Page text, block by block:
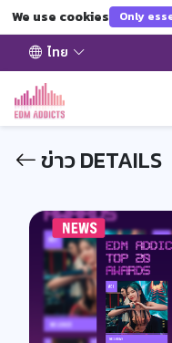
We use cookies Only
ไทย
ข่าว DETAILS